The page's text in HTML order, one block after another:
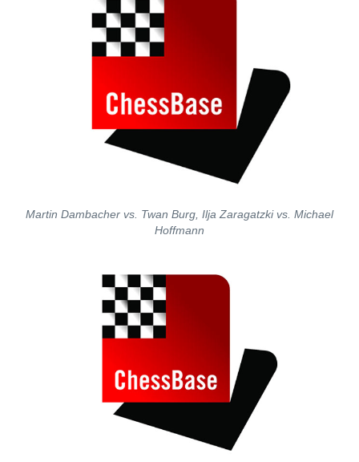
Martin Dambacher vs. Twan Burg, Ilja Zaragatzki vs. Michael
Hoffmann